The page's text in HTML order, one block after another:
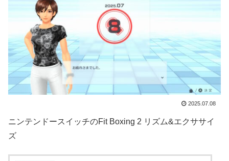
2025.07.08
ニンテンドースイッチのFit Boxing 2 リズム&エクササイ
ズ